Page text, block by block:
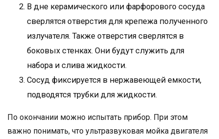
В дне керамического или фарфорового сосуда
сверлятся отверстия для крепежа полученного
излучателя. Также отверстия сверлятся в
боковых стенках. Они будут служить для
набора и слива жидкости.
Сосуд фиксируется в нержавеющей емкости,
подводятся трубки для жидкости.
По окончании можно испытать прибор. При этом
важно понимать, что ультразвуковая мойка двигателя